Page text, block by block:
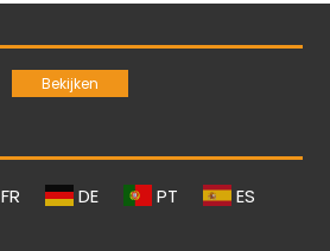
FR DE PT ES